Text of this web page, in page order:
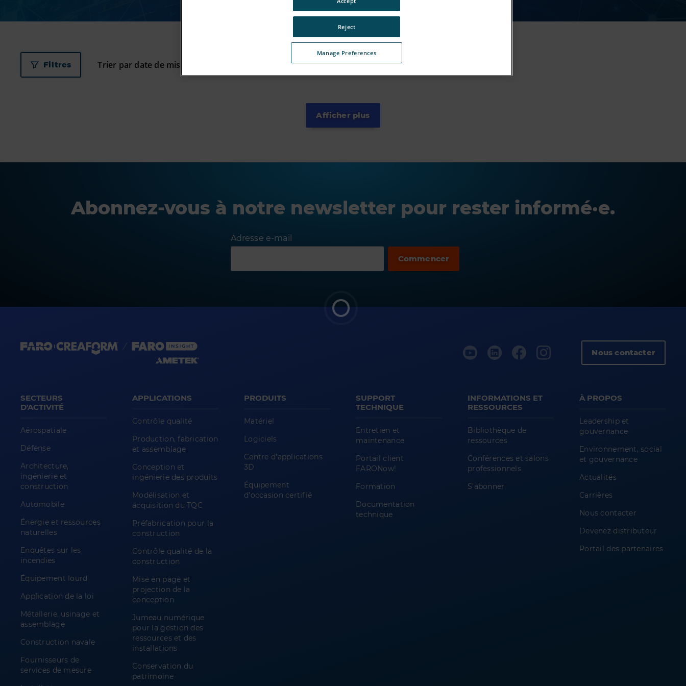
Filtres
Afficher plus
Abonnez-vous à notre newsletter pour rester informé·e.
Adresse e-mail
Nous contacter
SECTEURS
D'ACTIVITÉ
Aérospatiale
Défense
Architecture,
ingénierie et
construction
Automobile
Énergie et ressources
naturelles
Enquêtes sur les
incendies
Équipement lourd
Application de la loi
Métallerie, usinage et
assemblage
Construction navale
Fournisseurs de
services de mesure
APPLICATIONS
Contrôle qualité
Production, fabrication
et assemblage
Conception et
ingénierie des produits
Modélisation et
acquisition du TQC
Préfabrication pour la
construction
Contrôle qualité de la
construction
Mise en page et
projection de la
conception
Jumeau numérique
pour la gestion des
ressources et des
installations
Conservation du
patrimoine
PRODUITS
Matériel
Logiciels
Centre d'applications
3D
Équipement
d'occasion certifié
SUPPORT
TECHNIQUE
Entretien et
maintenance
Portail client
FARONow!
Formation
Documentation
technique
INFORMATIONS ET
RESSOURCES
Bibliothèque de
ressources
Conférences et salons
professionnels
S'abonner
À PROPOS
Leadership et
gouvernance
Environnement, social
et gouvernance
Actualités
Carrières
Nous contacter
Devenez distributeur
Portail des partenaires
Manage Preferences
Reject